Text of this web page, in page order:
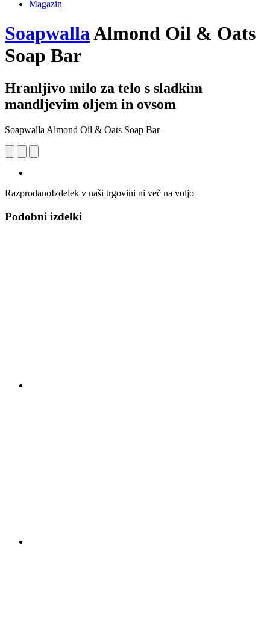
Magazin
SoapwallaAlmond Oil & Oats
Soap Bar
Hranljivo milo za telo s sladkim
mandljevim oljem in ovsom
Soapwalla Almond Oil & Oats Soap Bar
RazprodanoIzdelek v naši trgovini ni več na voljo
Podobni izdelki